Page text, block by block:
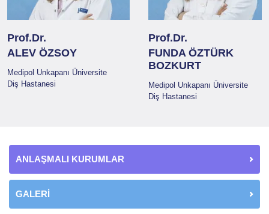
Prof.Dr.
ALEV ÖZSOY
Medipol Unkapanı Üniversite
Diş Hastanesi
Prof.Dr.
FUNDA ÖZTÜRK
BOZKURT
Medipol Unkapanı Üniversite
Diş Hastanesi
ANLAŞMALI KURUMLAR
GALERİ